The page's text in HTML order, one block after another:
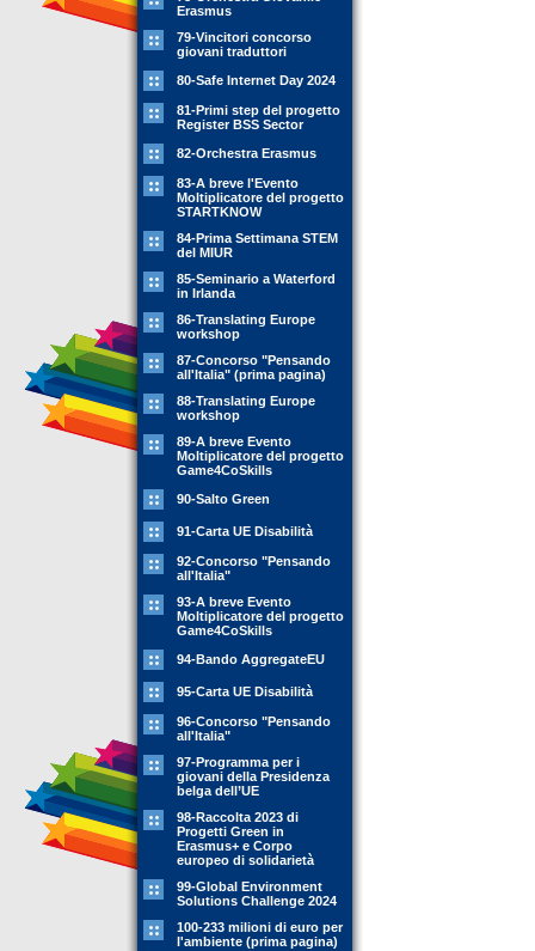
Erasmus
79-Vincitori concorso
giovani traduttori
80-Safe Internet Day 2024
81-Primi step del progetto
Register BSS Sector
82-Orchestra Erasmus
83-A breve l'Evento
Moltiplicatore del progetto
STARTKNOW
84-Prima Settimana STEM
del MIUR
85-Seminario a Waterford
in Irlanda
86-Translating Europe
workshop
87-Concorso "Pensando
all'Italia" (prima pagina)
88-Translating Europe
workshop
89-A breve Evento
Moltiplicatore del progetto
Game4CoSkills
90-Salto Green
91-Carta UE Disabilità
92-Concorso "Pensando
all'Italia"
93-A breve Evento
Moltiplicatore del progetto
Game4CoSkills
94-Bando AggregateEU
95-Carta UE Disabilità
96-Concorso "Pensando
all'Italia"
97-Programma per i
giovani della Presidenza
belga dell’UE
98-Raccolta 2023 di
Progetti Green in
Erasmus+ e Corpo
europeo di solidarietà
99-Global Environment
Solutions Challenge 2024
100-233 milioni di euro per
l'ambiente (prima pagina)